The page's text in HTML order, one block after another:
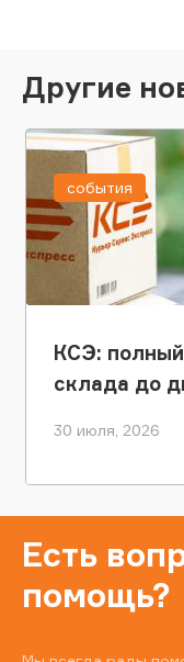
Другие
КСЭ:
склада до
30 июля, 2026
события
Есть
помощь?